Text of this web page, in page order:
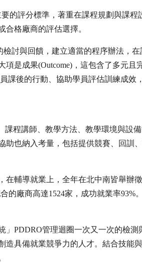
的評分標準，著重在課程規劃與課程
格廠商的評估選擇。
討與回饋，建立適當的程序辦法，
是成果(Outcome)，這包含了多元且
課後的行動、協助學員評估訓練成效
程講師、教學方法、教學環境與設
也納入考量，包括提供競賽、回訓、
在輔導就業上，全年在北中南皆舉辦
的廠商高達1524家，成功就業率93%。
」PDDRO管理迴圈一次又一次的檢測
造具備就業競爭力的人才。結合技能